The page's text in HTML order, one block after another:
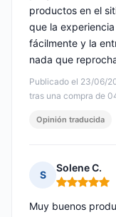
Publicado el 23/06/
tras una compra de
productos en el
que la
fácilmente y la
nada que
Opinión traducida
S
Solene C.
Nota: 5 de 5
Muy buenos